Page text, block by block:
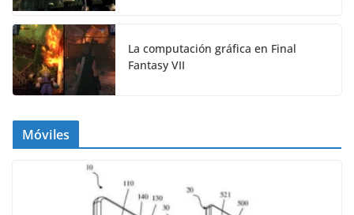
La computación gráfica en Final
Fantasy VII
Móviles